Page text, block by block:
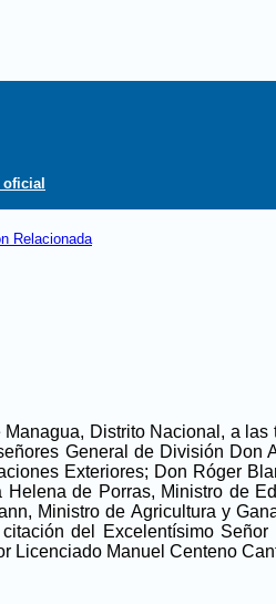
oficial
Relacionada
Managua, Distrito Nacional, a
General de División
Exteriores; Don Róger
Helena de Porras, Ministro de
Ministro de Agricultura y
del Excelentísimo
Licenciado Manuel Centeno